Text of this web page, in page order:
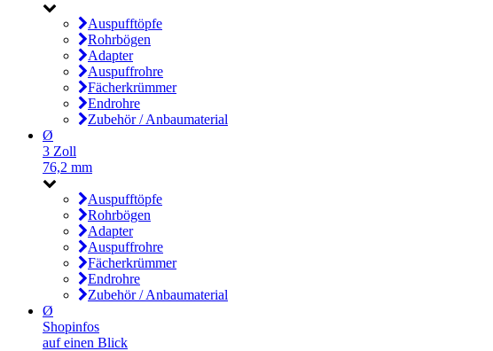
Auspufftöpfe
Rohrbögen
Adapter
Auspuffrohre
Fächerkrümmer
Endrohre
Zubehör / Anbaumaterial
Ø
3 Zoll
76,2 mm
Auspufftöpfe
Rohrbögen
Adapter
Auspuffrohre
Fächerkrümmer
Endrohre
Zubehör / Anbaumaterial
Ø
Shopinfos
auf einen Blick